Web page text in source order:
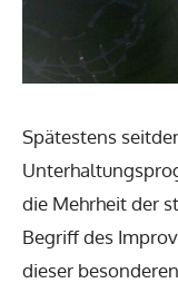
Spätestens
die Mehrheit der
Begriff des
dieser